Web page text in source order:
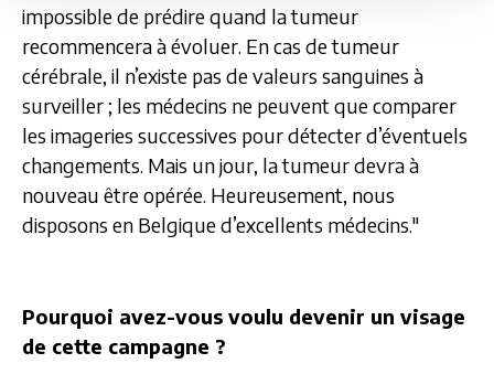
impossible de prédire quand la tumeur
recommencera à évoluer. En cas de tumeur
cérébrale, il n’existe pas de valeurs sanguines à
surveiller ; les médecins ne peuvent que comparer
les imageries successives pour détecter d’éventuels
changements. Mais un jour, la tumeur devra à
nouveau être opérée. Heureusement, nous
disposons en Belgique d’excellents médecins."
Pourquoi avez-vous voulu devenir un visage
de cette campagne ?